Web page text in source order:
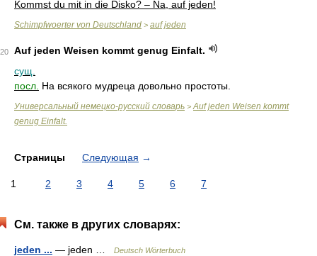
Kommst du mit in die Disko? – Na, auf jeden!
Schimpfwoerter von Deutschland > auf jeden
20
Auf jeden Weisen kommt genug Einfalt.
сущ.
посл. На всякого мудреца довольно простоты.
Универсальный немецко-русский словарь > Auf jeden Weisen kommt
genug Einfalt.
Страницы Следующая →
1 2 3 4 5 6 7
См. также в других словарях:
jeden ... — jeden … Deutsch Wörterbuch